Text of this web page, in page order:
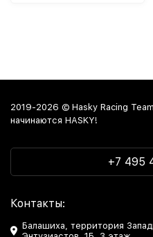
2019-2026 © Hasky Racing
начинаются HASKY!
+7 495
Контакты:
Балашиха, территория